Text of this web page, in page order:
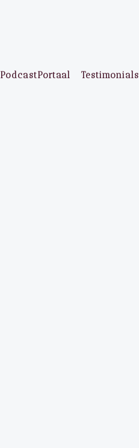
PodcastPortaal Testimonials